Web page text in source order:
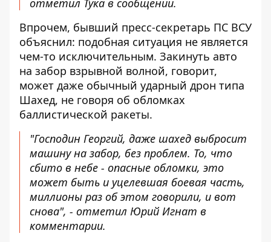
отметил Тука в сообщении.
Впрочем, бывший пресс-секретарь ПС ВСУ
объяснил: подобная ситуация не является
чем-то исключительным. Закинуть авто
на забор взрывной волной, говорит,
может даже обычный ударный дрон типа
Шахед, не говоря об обломках
баллистической ракеты.
"Господин Георгий, даже шахед выбросит
машину на забор, без проблем. То, что
сбито в небе - опасные обломки, это
может быть и уцелевшая боевая часть,
миллионы раз об этом говорили, и вот
снова", - отметил Юрий Игнат в
комментарии.